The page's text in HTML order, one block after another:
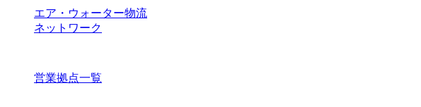
エア・ウォーター物流
ネットワーク
営業拠点一覧